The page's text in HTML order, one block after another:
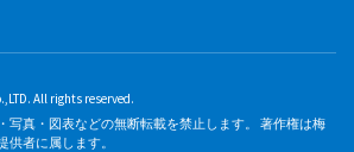
All rights reserved.
写真・図表などの無断転載を禁止します。 著作権は梅
供者に属します。